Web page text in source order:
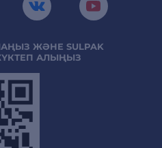
ЖӘНЕ SULPAK
АЛЫҢЫЗ